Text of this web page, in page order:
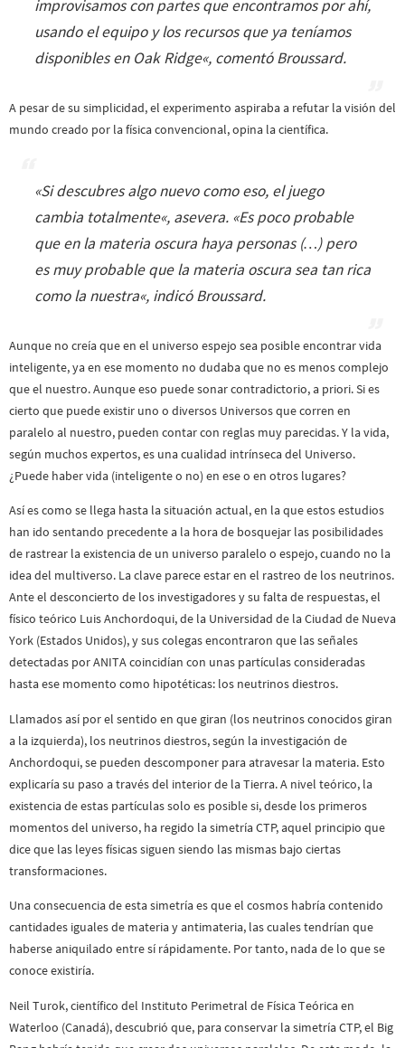
improvisamos con partes que encontramos por ahí,
usando el equipo y los recursos que ya teníamos
disponibles en Oak Ridge«, comentó Broussard.
A pesar de su simplicidad, el experimento aspiraba a refutar la visión del
mundo creado por la física convencional, opina la científica.
«Si descubres algo nuevo como eso, el juego
cambia totalmente«, asevera. «Es poco probable
que en la materia oscura haya personas (…) pero
es muy probable que la materia oscura sea tan rica
como la nuestra«, indicó Broussard.
Aunque no creía que en el universo espejo sea posible encontrar vida
inteligente, ya en ese momento no dudaba que no es menos complejo
que el nuestro. Aunque eso puede sonar contradictorio, a priori. Si es
cierto que puede existir uno o diversos Universos que corren en
paralelo al nuestro, pueden contar con reglas muy parecidas. Y la vida,
según muchos expertos, es una cualidad intrínseca del Universo.
¿Puede haber vida (inteligente o no) en ese o en otros lugares?
Así es como se llega hasta la situación actual, en la que estos estudios
han ido sentando precedente a la hora de bosquejar las posibilidades
de rastrear la existencia de un universo paralelo o espejo, cuando no la
idea del multiverso. La clave parece estar en el rastreo de los neutrinos.
Ante el desconcierto de los investigadores y su falta de respuestas, el
físico teórico Luis Anchordoqui, de la Universidad de la Ciudad de Nueva
York (Estados Unidos), y sus colegas encontraron que las señales
detectadas por ANITA coincidían con unas partículas consideradas
hasta ese momento como hipotéticas: los neutrinos diestros.
Llamados así por el sentido en que giran (los neutrinos conocidos giran
a la izquierda), los neutrinos diestros, según la investigación de
Anchordoqui, se pueden descomponer para atravesar la materia. Esto
explicaría su paso a través del interior de la Tierra. A nivel teórico, la
existencia de estas partículas solo es posible si, desde los primeros
momentos del universo, ha regido la simetría CTP, aquel principio que
dice que las leyes físicas siguen siendo las mismas bajo ciertas
transformaciones.
Una consecuencia de esta simetría es que el cosmos habría contenido
cantidades iguales de materia y antimateria, las cuales tendrían que
haberse aniquilado entre sí rápidamente. Por tanto, nada de lo que se
conoce existiría.
Neil Turok, científico del Instituto Perimetral de Física Teórica en
Waterloo (Canadá), descubrió que, para conservar la simetría CTP, el Big